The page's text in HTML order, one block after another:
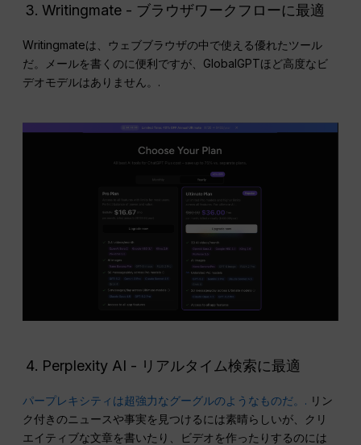
Writingmate - ブラウザワークフローに最適
Writingmateは、ウェブブラウザの中で使える優れたツール
だ。メールを書くのに便利ですが、GlobalGPTほど高度なビ
デオモデルはありません。.
Perplexity AI - リアルタイム検索に最適
パープレキシティは超強力なグーグルのようなものだ。. リン
ク付きのニュースや事実を見つけるには素晴らしいが、クリ
エイティブな文章を書いたり、ビデオを作ったりするのには